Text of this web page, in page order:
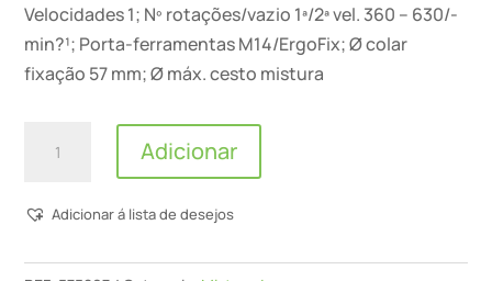
Velocidades 1; Nº rotações/vazio 1ª/2ª vel. 360 – 630/-
min?¹; Porta-ferramentas M14/ErgoFix; Ø colar
fixação 57 mm; Ø máx. cesto mistura
Quantidade
MX
Adicionar
Adicionar á lista de desejos